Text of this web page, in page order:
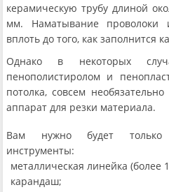
керамическую трубу длиной
мм. Наматывание проволоки
вплоть до того, как заполнится
Однако в некоторых
пенополистиролом и
потолка, совсем
аппарат для резки материала.
Вам нужно будет только
инструменты:
металлическая линейка (более
карандаш;